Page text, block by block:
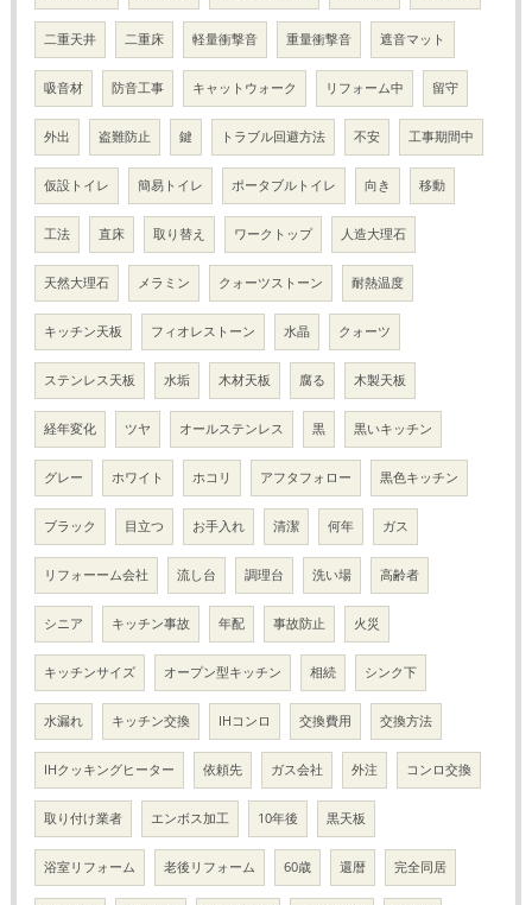
二重天井 二重床 軽量衝撃音 重量衝撃音 遮音マット
吸音材 防音工事 キャットウォーク リフォーム中 留守
外出 盗難防止 鍵 トラブル回避方法 不安 工事期間中
仮設トイレ 簡易トイレ ポータブルトイレ 向き 移動
工法 直床 取り替え ワークトップ 人造大理石
天然大理石 メラミン クォーツストーン 耐熱温度
キッチン天板 フィオレストーン 水晶 クォーツ
ステンレス天板 水垢 木材天板 腐る 木製天板
経年変化 ツヤ オールステンレス 黒 黒いキッチン
グレー ホワイト ホコリ アフタフォロー 黒色キッチン
ブラック 目立つ お手入れ 清潔 何年 ガス
リフォーーム会社 流し台 調理台 洗い場 高齢者
シニア キッチン事故 年配 事故防止 火災
キッチンサイズ オープン型キッチン 相続 シンク下
水漏れ キッチン交換 IHコンロ 交換費用 交換方法
IHクッキングヒーター 依頼先 ガス会社 外注 コンロ交換
取り付け業者 エンボス加工 10年後 黒天板
浴室リフォーム 老後リフォーム 60歳 還暦 完全同居